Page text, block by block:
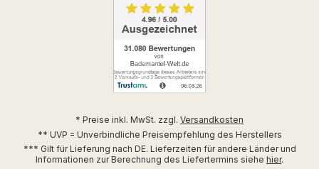
* Preise inkl. MwSt. zzgl. Versandkosten
** UVP = Unverbindliche Preisempfehlung des Herstellers
*** Gilt für Lieferung nach DE. Lieferzeiten für andere Länder und
Informationen zur Berechnung des Liefertermins siehe hier.